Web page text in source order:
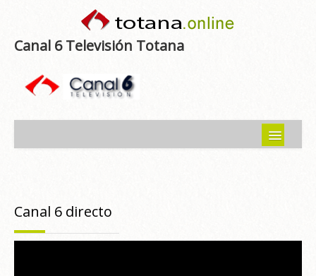
Canal 6 Televisión Totana
Programas emitidos
Canal 6 directo